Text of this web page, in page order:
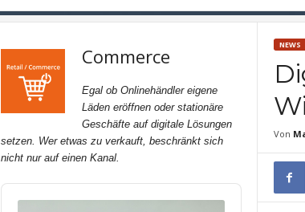
NEWS
Von
Commerce
Egal ob Onlinehändler eigene
Läden eröffnen oder stationäre
Geschäfte auf digitale Lösungen
setzen. Wer etwas zu verkauft, beschränkt sich
nicht nur auf einen Kanal.
Audio
Player